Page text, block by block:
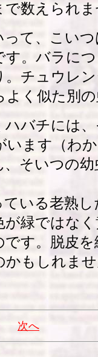
で数えられ
て、こい
す。バラに
。チュウレ
よく似た別
バチには
います（わ
、そいつの
いる老熟し
が緑ではな
す。脱皮
かもしれま
次へ